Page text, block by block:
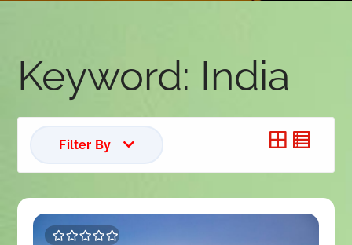
Keyword: India
Filter By